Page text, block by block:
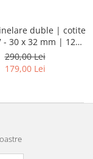
duble | cotite
- 30 x 32 mm | 12
piese
290,00 Lei
179,00 Lei